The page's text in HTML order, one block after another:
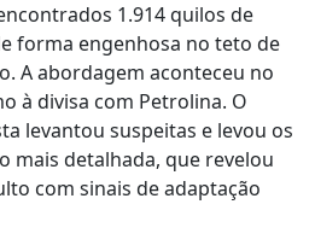
1.914 quilos de
forma engenhosa no teto de
A abordagem aconteceu no
à divisa com Petrolina. O
levantou suspeitas e levou os
mais detalhada, que revelou
com sinais de adaptação